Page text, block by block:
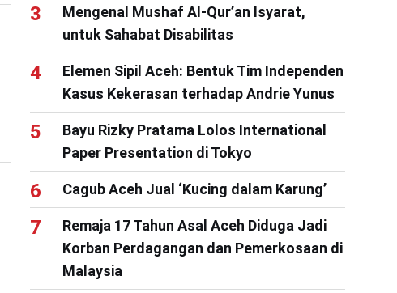
Mengenal Mushaf Al-Qur’an Isyarat,
untuk Sahabat Disabilitas
Elemen Sipil Aceh: Bentuk Tim Independen
Kasus Kekerasan terhadap Andrie Yunus
Bayu Rizky Pratama Lolos International
Paper Presentation di Tokyo
Cagub Aceh Jual ‘Kucing dalam Karung’
Remaja 17 Tahun Asal Aceh Diduga Jadi
Korban Perdagangan dan Pemerkosaan di
Malaysia